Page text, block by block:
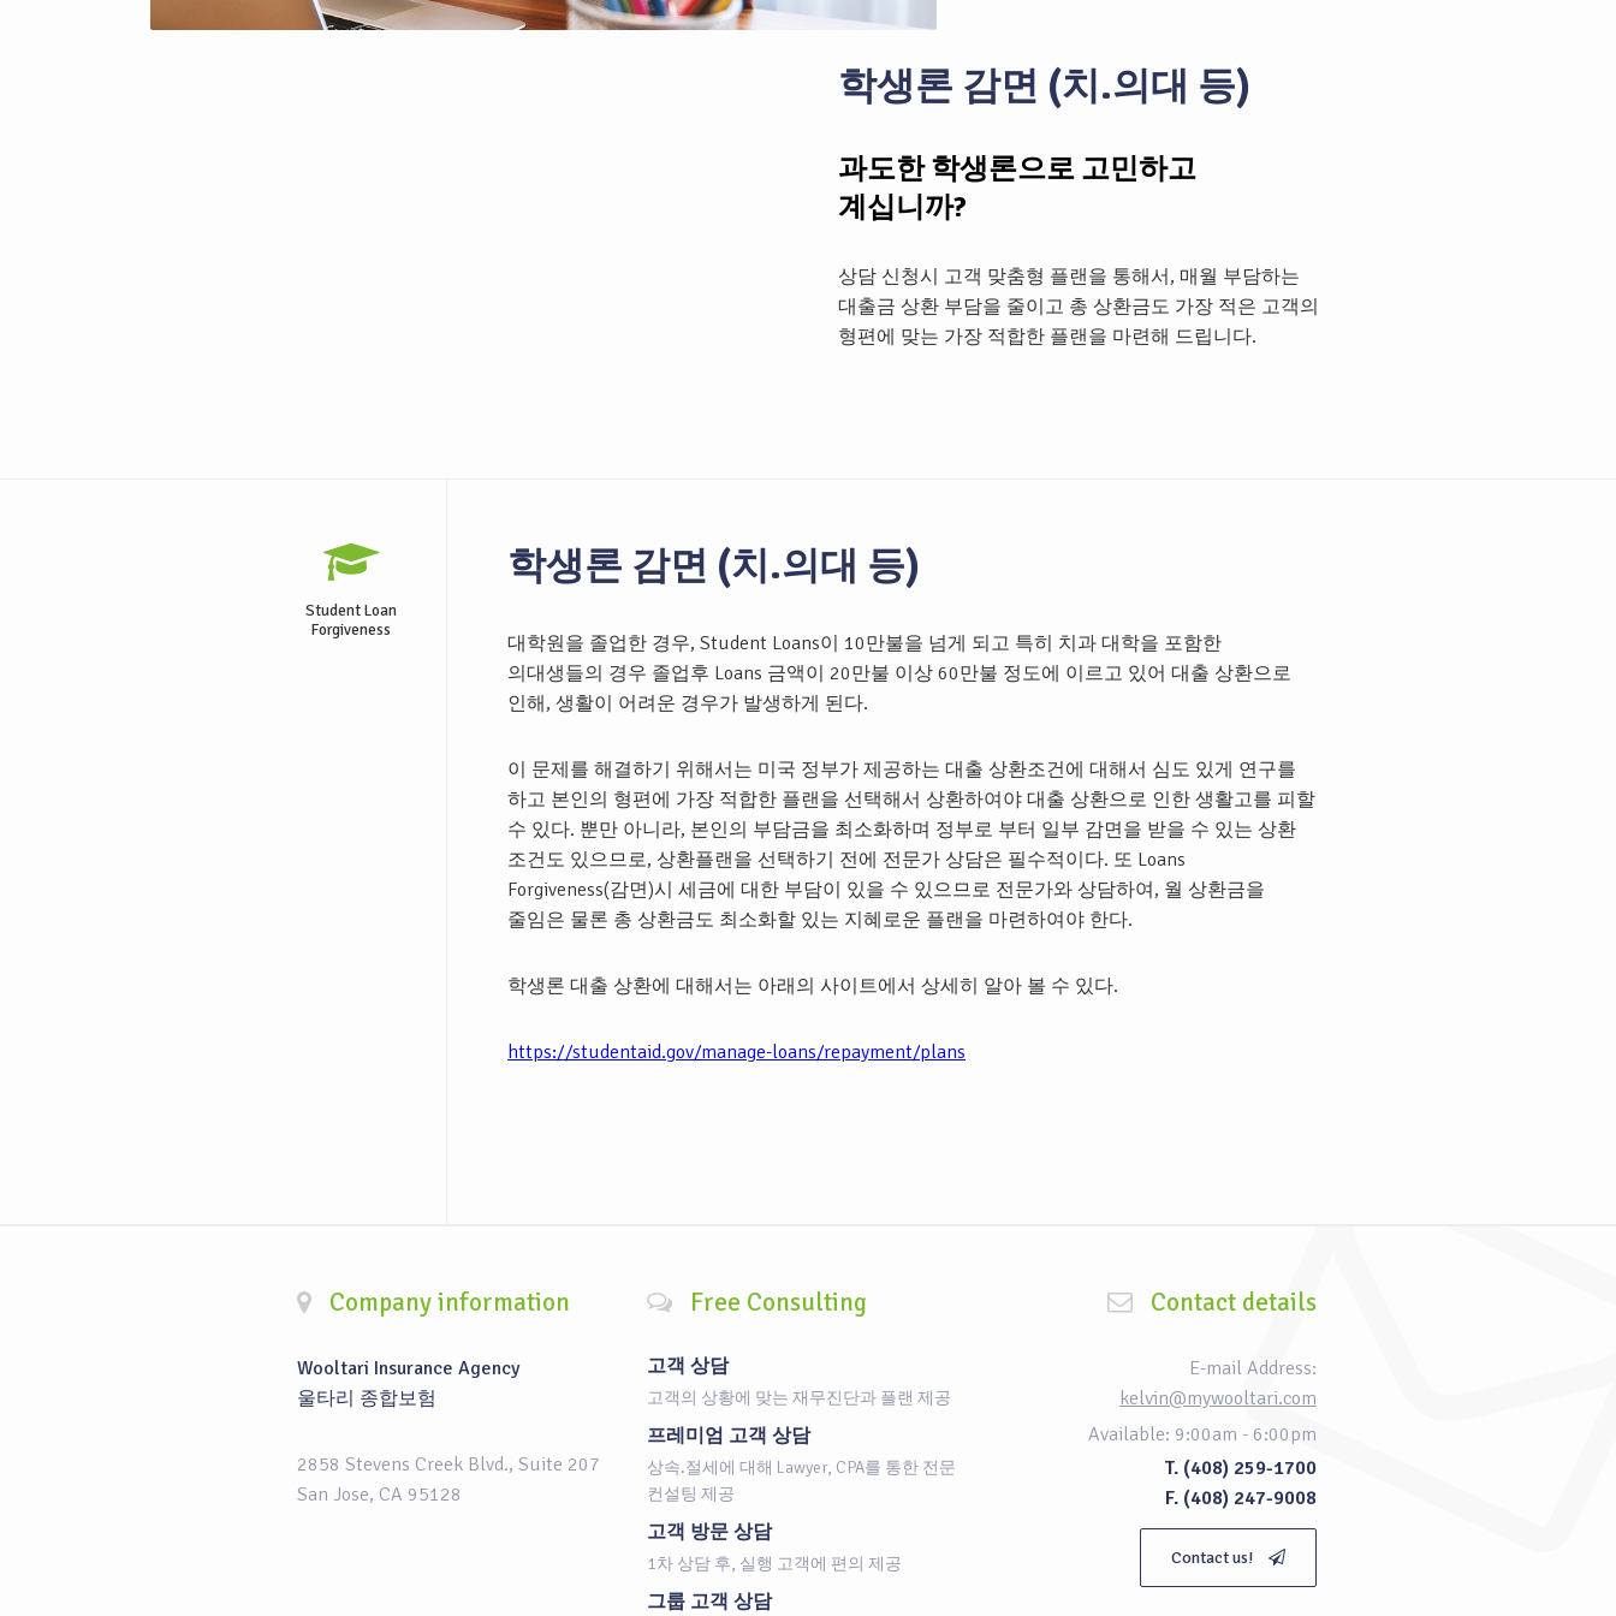
학생론 감면 (치.의대 등)
과도한 학생론으로 고민하고
계십니까?
상담 신청시 고객 맞춤형 플랜을 통해서, 매월 부담하는
대출금 상환 부담을 줄이고 총 상환금도 가장 적은 고객의
형편에 맞는 가장 적합한 플랜을 마련해 드립니다.
Student Loan
Forgiveness
학생론 감면 (치.의대 등)
대학원을 졸업한 경우, Student Loans이 10만불을 넘게 되고 특히 치과 대학을 포함한
의대생들의 경우 졸업후 Loans 금액이 20만불 이상 60만불 정도에 이르고 있어 대출 상환으로
인해, 생활이 어려운 경우가 발생하게 된다.
이 문제를 해결하기 위해서는 미국 정부가 제공하는 대출 상환조건에 대해서 심도 있게 연구를
하고 본인의 형편에 가장 적합한 플랜을 선택해서 상환하여야 대출 상환으로 인한 생활고를 피할
수 있다. 뿐만 아니라, 본인의 부담금을 최소화하며 정부로 부터 일부 감면을 받을 수 있는 상환
조건도 있으므로, 상환플랜을 선택하기 전에 전문가 상담은 필수적이다. 또 Loans
Forgiveness(감면)시 세금에 대한 부담이 있을 수 있으므로 전문가와 상담하여, 월 상환금을
줄임은 물론 총 상환금도 최소화할 있는 지혜로운 플랜을 마련하여야 한다.
학생론 대출 상환에 대해서는 아래의 사이트에서 상세히 알아 볼 수 있다.
https://studentaid.gov/manage-loans/repayment/plans
Company information
Wooltari Insurance Agency
울타리 종합보험
2858 Stevens Creek Blvd., Suite 207
San Jose, CA 95128
Free Consulting
고객 상담
고객의 상황에 맞는 재무진단과 플랜 제공
프레미엄 고객 상담
상속.절세에 대해 Lawyer, CPA를 통한 전문
컨설팅 제공
고객 방문 상담
1차 상담 후, 실행 고객에 편의 제공
그룹 고객 상담
Contact details
E-mail Address:
kelvin@mywooltari.com
Available: 9:00am - 6:00pm
T. (408) 259-1700
F. (408) 247-9008
Contact us!